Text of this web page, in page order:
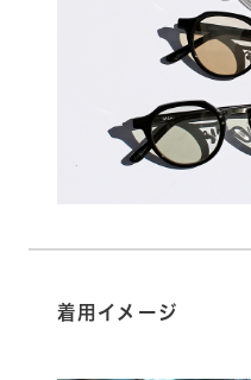
着用イメージ